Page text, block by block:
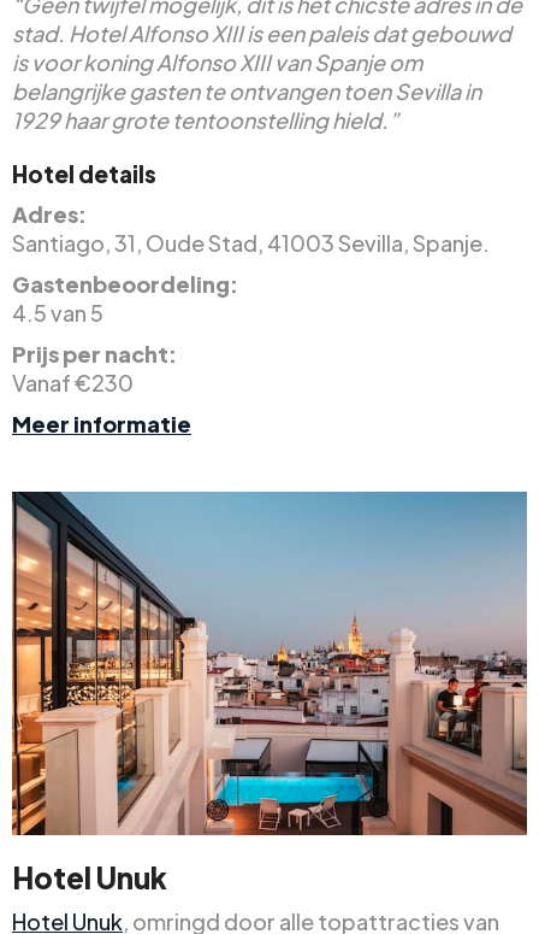
stad. Hotel Alfonso XIII is een paleis dat gebouwd
is voor koning Alfonso XIII van Spanje om
belangrijke gasten te ontvangen toen Sevilla in
1929 haar grote tentoonstelling hield.”
Hotel details
Adres:
Santiago, 31, Oude Stad, 41003 Sevilla, Spanje.
Gastenbeoordeling:
4.5 van 5
Prijs per nacht:
Vanaf €230
Meer informatie
Hotel Unuk
Hotel Unuk, omringd door alle topattracties van